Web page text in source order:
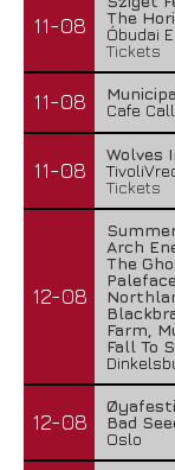
11-08
The
Óbudai
Tickets
11-08
Cafe
11-08
Wolves
Tickets
12-08
Arch
The
Farm,
Fall To
12-08
Bad
Oslo